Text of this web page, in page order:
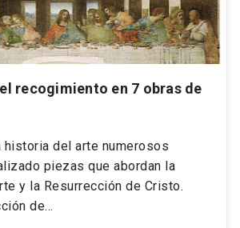
recogimiento en 7 obras de
historia del arte numerosos
piezas que abordan la
y la Resurrección de Cristo.
de…